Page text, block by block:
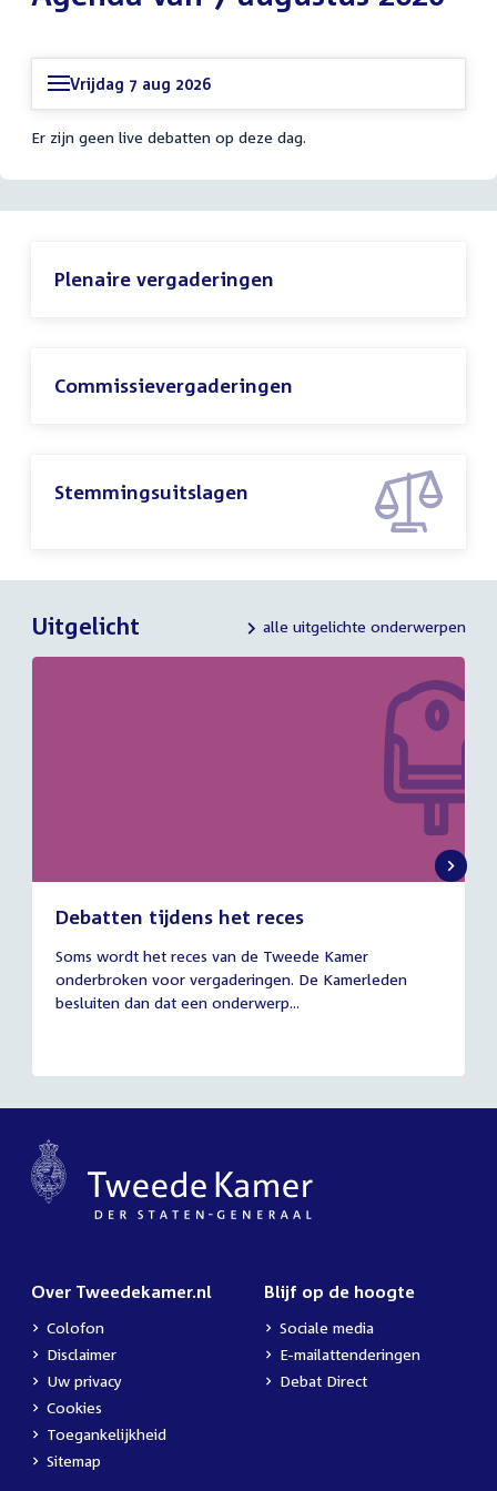
Vrijdag 7 aug 2026
Er zijn geen live debatten op deze dag.
Plenaire vergaderingen
Commissievergaderingen
Stemmingsuitslagen
Uitgelicht alle uitgelichte onderwerpen
Debatten tijdens het reces
juli
2026
Soms wordt het reces van de Tweede Kamer
onderbroken voor vergaderingen. De Kamerleden
besluiten dan dat een onderwerp...
Over Tweedekamer.nl
Colofon
Disclaimer
Uw privacy
Cookies
Toegankelijkheid
Sitemap
Blijf op de hoogte
Sociale media
E-mailattenderingen
Debat Direct